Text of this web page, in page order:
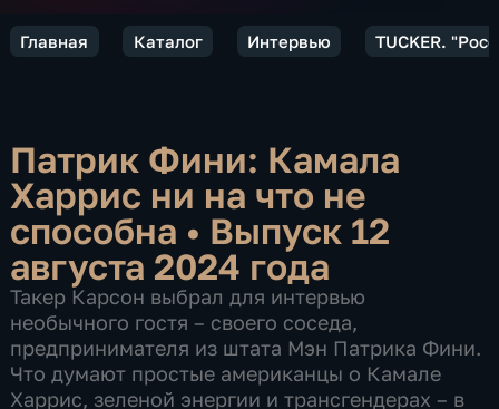
Главная Каталог Интервью TUCKER.
Патрик Фини: Камала
Харрис ни на что не
способна • Выпуск 12
августа 2024 года
Такер Карсон выбрал для интервью
необычного гостя – своего соседа,
предпринимателя из штата Мэн Патрика Фини.
Что думают простые американцы о Камале
Харрис, зеленой энергии и трансгендерах – в